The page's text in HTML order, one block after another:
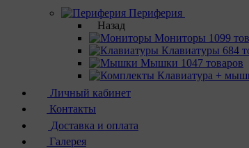
Периферия
Назад
Мониторы 1099
Клавиатуры 684
Мышки 1047 товаров
Личный кабинет
Контакты
Доставка и оплата
Галерея